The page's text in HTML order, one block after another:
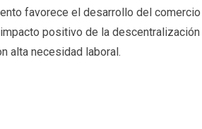
favorece el desarrollo del comercio
positivo de la descentralización
alta necesidad laboral.